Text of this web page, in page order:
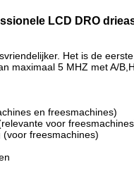
LCD DRO
Het is de
maximaal 5 MHZ met A/
en freesmachines)
voor
freesmachines)